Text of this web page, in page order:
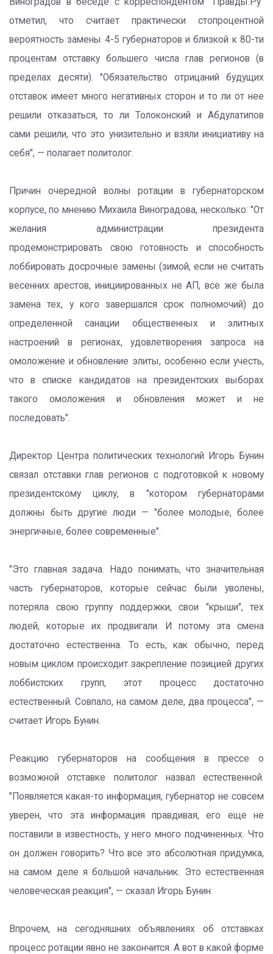
отметил, что считает практически стопроцентной
вероятность замены 4-5 губернаторов и близкой к 80-ти
процентам отставку большего числа глав регионов (в
пределах десяти). "Обязательство отрицаний будущих
отставок имеет много негативных сторон и то ли от нее
решили отказаться, то ли Толоконский и Абдулатипов
сами решили, что это унизительно и взяли инициативу на
себя", — полагает политолог.
Причин очередной волны ротации в губернаторском
корпусе, по мнению Михаила Виноградова, несколько: "От
желания администрации президента
продемонстрировать свою готовность и способность
лоббировать досрочные замены (зимой, если не считать
весенних арестов, инициированных не АП, все же была
замена тех, у кого завершался срок полномочий) до
определенной санации общественных и элитных
настроений в регионах, удовлетворения запроса на
омоложение и обновление элиты, особенно если учесть,
что в списке кандидатов на президентских выборах
такого омоложения и обновления может и не
последовать".
Директор Центра политических технологий Игорь Бунин
связал отставки глав регионов с подготовкой к новому
президентскому циклу, в "котором губернаторами
должны быть другие люди — "более молодые, более
энергичные, более современные".
"Это главная задача. Надо понимать, что значительная
часть губернаторов, которые сейчас были уволены,
потеряла свою группу поддержки, свои "крыши", тех
людей, которые их продвигали. И потому эта смена
достаточно естественна. То есть, как обычно, перед
новым циклом происходит закрепление позицией других
лоббистских групп, этот процесс достаточно
естественный. Совпало, на самом деле, два процесса", —
считает Игорь Бунин.
Реакцию губернаторов на сообщения в прессе о
возможной отставке политолог назвал естественной.
"Появляется какая-то информация, губернатор не совсем
уверен, что эта информация правдивая, его еще не
поставили в известность, у него много подчиненных. Что
он должен говорить? Что все это абсолютная придумка,
на самом деле я большой начальник. Это естественная
человеческая реакция", — сказал Игорь Бунин.
Впрочем, на сегодняшних объявлениях об отставках
процесс ротации явно не закончится. А вот в какой форме